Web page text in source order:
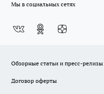
Мы в социальных сетях
Обзорные статьи и пресс-релизы
Договор оферты